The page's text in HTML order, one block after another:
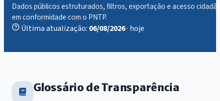
Dados públicos estruturados, filtros, exportação e acesso
em conformidade com o PNTP.
Última atualização: 06/08/2026· hoje
Glossário de Transparência